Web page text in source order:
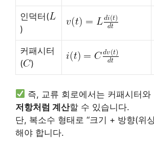
인덕터(
)
커패시터
(
)
즉, 교류 회로에서는 커패시터와
저항처럼 계산할 수 있습니다.
단, 복소수 형태로 “크기 + 방향(위
해야 합니다.